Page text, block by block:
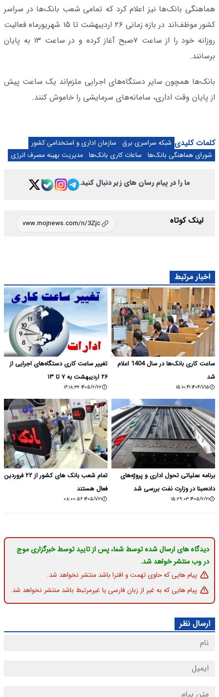
هماهنگی بانک‌ها نیز اعلام کرد که تمامی شعب بانک‌ها در سراسر
کشور موظف‌اند در بازه زمانی ۲۶ اردیبهشت تا ۱۵ شهریورماه فعالیت
روزانه خود را از ساعت ۷صبح آغاز کرده و در ساعت ۱۳ به پایان
برسانند.
بانک‌ها همچون سایر دستگاه‌های اجرایی ملزم‌اند یک ساعت پیش
از پایان وقت اداری، سامانه‌های سرمایشی را خاموش کنند.
کلمات کلیدی شبکه سراسری برق
سازمان اداری و استخدامی کشور
شورای هماهنگی بانک‌ها
ساعات کاری بانک‌ها مدیریت بهینه مصرف انرژی
ما را در پیام رسان های زیر دنبال کنید.
لینک کوتاه
اخبار مرتبط
ساعت کاری بانک‌ها در سال 1404 اعلام
شد
۱۴۰۴/۱/۱۵ ۱۵:۱۰:۴۱
تغییر ساعت کاری دستگاه‌های اجرایی از
۲۶ اردیبهشت به ۷ تا ۱۳
۱۴۰۵/۲/۲۲ ۱۶:۱۸:۳۲
برنامه عملیاتی تحول اداری و پروژه‌های
داده‌مبنا در وزارت نفت بررسی شد
۱۴۰۵/۲/۲۱ ۱۵:۲۹:۰۳
تمام شعب بانک های کشور از ۲۲ فروردین
فعال هستند
۱۴۰۵/۱/۲۱ ۰۸:۰۰:۵۶
دیدگاه های ارسال شده توسط شما، پس از تایید توسط خبرگزاری موج
در وب منتشر خواهد شد.
پیام هایی که حاوی تهمت و افترا باشد منتشر نخواهد شد.
پیام هایی که به غیر از زبان فارسی یا غیرمرتبط باشد منتشر نخواهد شد.
ارسال نظر